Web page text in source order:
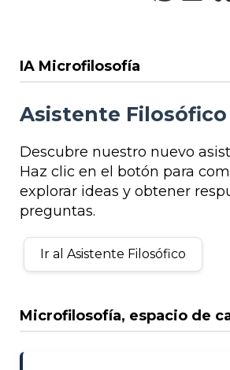
IA Microfilosofía
Asistente Filosófico
Descubre nuestro nuevo
Haz clic en el botón para
explorar ideas y obtener
preguntas.
Ir al Asistente Filosófico
Microfilosofía, espacio de